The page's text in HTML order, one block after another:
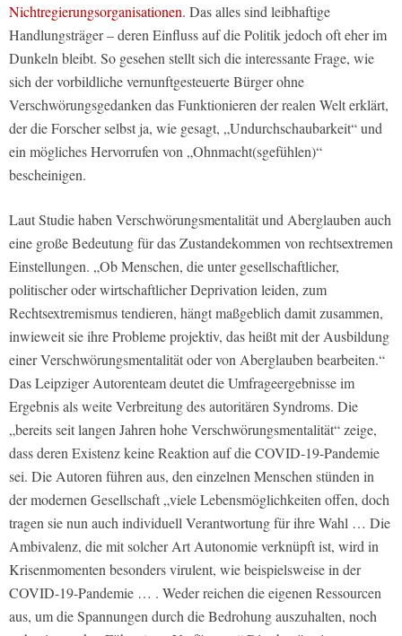
Nichtregierungsorganisationen. Das alles sind leibhaftige
Handlungsträger – deren Einfluss auf die Politik jedoch oft eher im
Dunkeln bleibt. So gesehen stellt sich die interessante Frage, wie
sich der vorbildliche vernunftgesteuerte Bürger ohne
Verschwörungsgedanken das Funktionieren der realen Welt erklärt,
der die Forscher selbst ja, wie gesagt, „Undurchschaubarkeit“ und
ein mögliches Hervorrufen von „Ohnmacht(sgefühlen)“
bescheinigen.
Laut Studie haben Verschwörungsmentalität und Aberglauben auch
eine große Bedeutung für das Zustandekommen von rechtsextremen
Einstellungen. „Ob Menschen, die unter gesellschaftlicher,
politischer oder wirtschaftlicher Deprivation leiden, zum
Rechtsextremismus tendieren, hängt maßgeblich damit zusammen,
inwieweit sie ihre Probleme projektiv, das heißt mit der Ausbildung
einer Verschwörungsmentalität oder von Aberglauben bearbeiten.“
Das Leipziger Autorenteam deutet die Umfrageergebnisse im
Ergebnis als weite Verbreitung des autoritären Syndroms. Die
„bereits seit langen Jahren hohe Verschwörungsmentalität“ zeige,
dass deren Existenz keine Reaktion auf die COVID-19-Pandemie
sei. Die Autoren führen aus, den einzelnen Menschen stünden in
der modernen Gesellschaft „viele Lebensmöglichkeiten offen, doch
tragen sie nun auch individuell Verantwortung für ihre Wahl … Die
Ambivalenz, die mit solcher Art Autonomie verknüpft ist, wird in
Krisenmomenten besonders virulent, wie beispielsweise in der
COVID-19-Pandemie … . Weder reichen die eigenen Ressourcen
aus, um die Spannungen durch die Bedrohung auszuhalten, noch